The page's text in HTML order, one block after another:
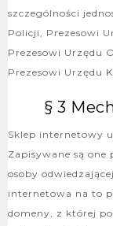
szczególności
Policji, Prezesowi
Prezesowi Urzędu
Prezesowi Urzędu
§ 3
Sklep internetowy
Zapisywane są
osoby
internetowa na to
domeny, z której